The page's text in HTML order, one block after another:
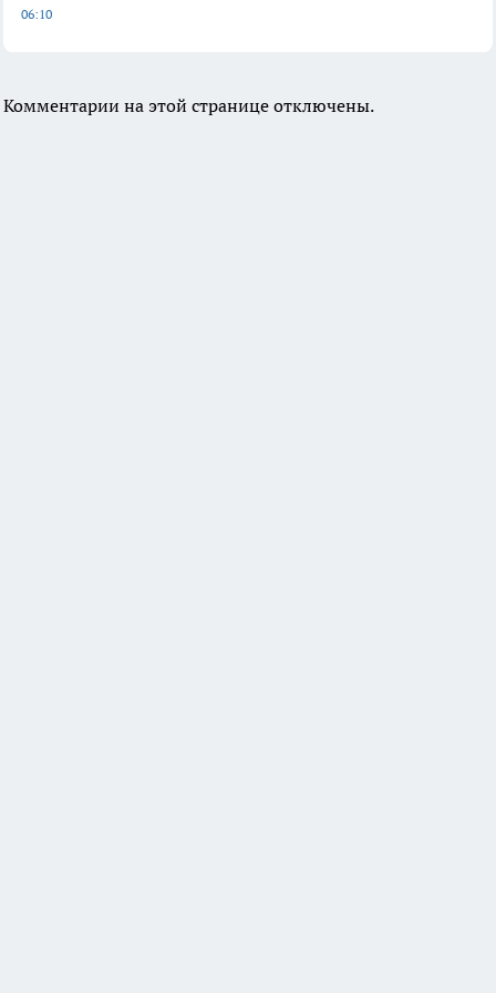
06:10
Комментарии на этой странице отключены.